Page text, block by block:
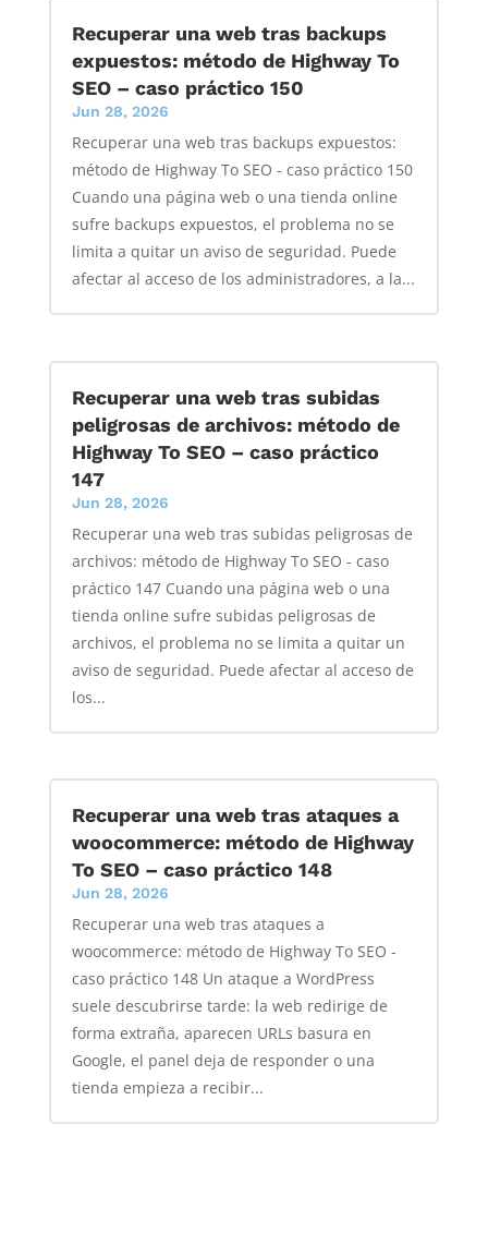
Recuperar una web tras backups
expuestos: método de Highway To
SEO – caso práctico 150
Jun 28, 2026
Recuperar una web tras backups expuestos:
método de Highway To SEO - caso práctico 150
Cuando una página web o una tienda online
sufre backups expuestos, el problema no se
limita a quitar un aviso de seguridad. Puede
afectar al acceso de los administradores, a la...
Recuperar una web tras subidas
peligrosas de archivos: método de
Highway To SEO – caso práctico
147
Jun 28, 2026
Recuperar una web tras subidas peligrosas de
archivos: método de Highway To SEO - caso
práctico 147 Cuando una página web o una
tienda online sufre subidas peligrosas de
archivos, el problema no se limita a quitar un
aviso de seguridad. Puede afectar al acceso de
los...
Recuperar una web tras ataques a
woocommerce: método de Highway
To SEO – caso práctico 148
Jun 28, 2026
Recuperar una web tras ataques a
woocommerce: método de Highway To SEO -
caso práctico 148 Un ataque a WordPress
suele descubrirse tarde: la web redirige de
forma extraña, aparecen URLs basura en
Google, el panel deja de responder o una
tienda empieza a recibir...